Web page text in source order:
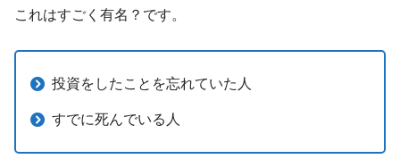
これはすごく有名？です。
投資をしたことを忘れていた人
すでに死んでいる人